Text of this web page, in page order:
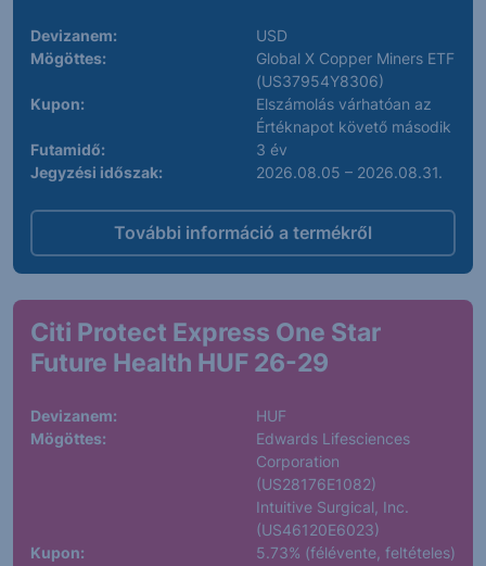
Devizanem:
USD
Mögöttes:
Global X Copper Miners ETF
(US37954Y8306)
Kupon:
Elszámolás várhatóan az
Értéknapot követő második
Futamidő:
3 év
Jegyzési időszak:
2026.08.05 – 2026.08.31.
További információ a termékről
Citi Protect Express One Star
Future Health HUF 26-29
Devizanem:
HUF
Mögöttes:
Edwards Lifesciences
Corporation
(US28176E1082)
Intuitive Surgical, Inc.
(US46120E6023)
Kupon:
5.73% (félévente, feltételes)